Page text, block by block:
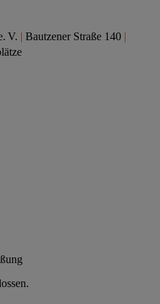
V. | Bautzener Straße 140 |